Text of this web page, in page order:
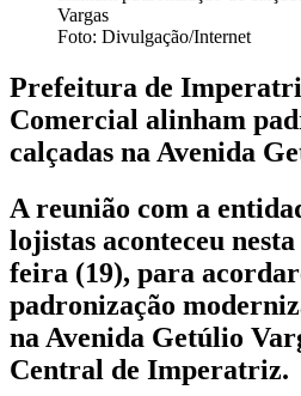
Foto: Divulgação/Internet
Prefeitura de
Comercial alinham
calçadas na Avenida
A reunião com a
lojistas aconteceu
feira (19), para
padronização
na Avenida Getúlio
Central de Imperatriz.